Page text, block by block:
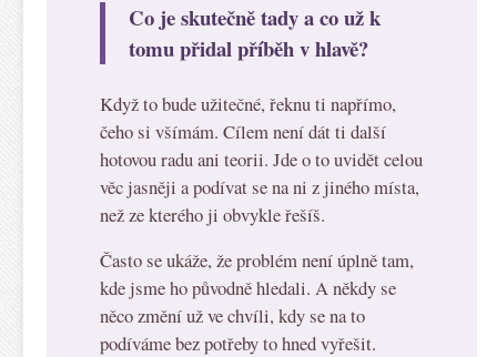
Co je skutečně tady a co už k
tomu přidal příběh v hlavě?
Když to bude užitečné, řeknu ti napřímo,
čeho si všímám. Cílem není dát ti další
hotovou radu ani teorii. Jde o to uvidět celou
věc jasněji a podívat se na ni z jiného místa,
než ze kterého ji obvykle řešíš.
Často se ukáže, že problém není úplně tam,
kde jsme ho původně hledali. A někdy se
něco změní už ve chvíli, kdy se na to
podíváme bez potřeby to hned vyřešit.